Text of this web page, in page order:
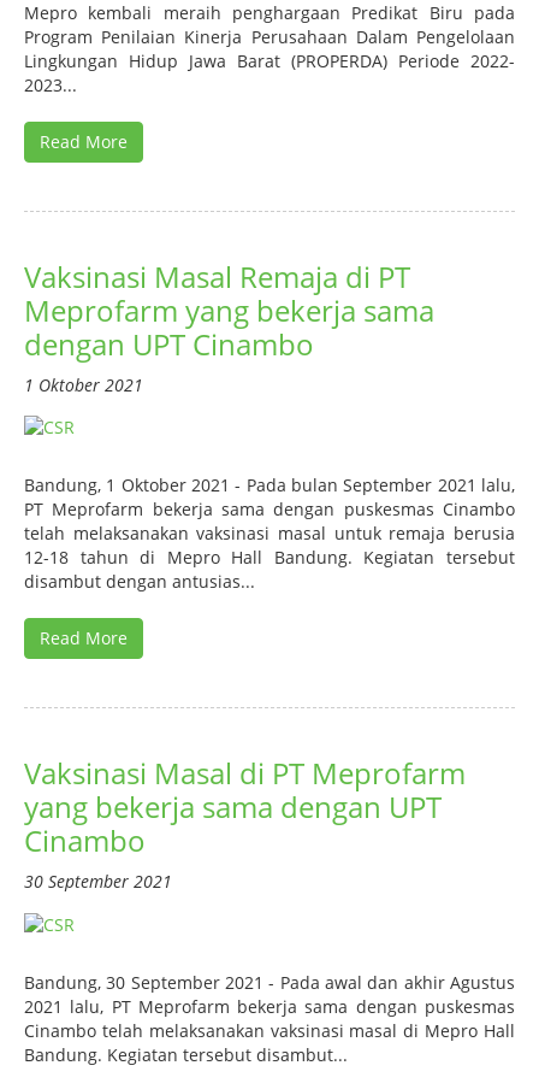
Mepro kembali meraih penghargaan Predikat Biru pada
Program Penilaian Kinerja Perusahaan Dalam Pengelolaan
Lingkungan Hidup Jawa Barat (PROPERDA) Periode 2022-
2023...
Read More
Vaksinasi Masal Remaja di PT
Meprofarm yang bekerja sama
dengan UPT Cinambo
1 Oktober 2021
Bandung, 1 Oktober 2021 - Pada bulan September 2021 lalu,
PT Meprofarm bekerja sama dengan puskesmas Cinambo
telah melaksanakan vaksinasi masal untuk remaja berusia
12-18 tahun di Mepro Hall Bandung. Kegiatan tersebut
disambut dengan antusias...
Read More
Vaksinasi Masal di PT Meprofarm
yang bekerja sama dengan UPT
Cinambo
30 September 2021
Bandung, 30 September 2021 - Pada awal dan akhir Agustus
2021 lalu, PT Meprofarm bekerja sama dengan puskesmas
Cinambo telah melaksanakan vaksinasi masal di Mepro Hall
Bandung. Kegiatan tersebut disambut...